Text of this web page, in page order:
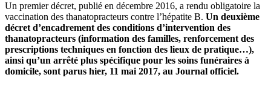
Un premier décret, publié en décembre 2016, a rendu obligatoire la
vaccination des thanatopracteurs contre l’hépatite B. Un deuxième
décret d’encadrement des conditions d’intervention des
thanatopracteurs (information des familles, renforcement des
prescriptions techniques en fonction des lieux de pratique…),
ainsi qu’un arrêté plus spécifique pour les soins funéraires à
domicile, sont parus hier, 11 mai 2017, au Journal officiel.